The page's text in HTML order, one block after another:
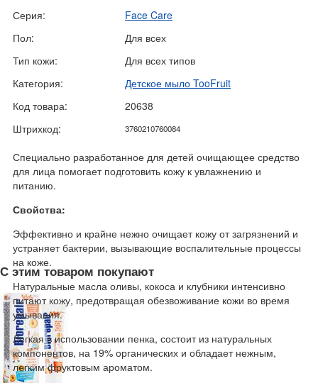
Серия:
Face Care
Пол:
Для всех
Тип кожи:
Для всех типов
Категория:
Детское мыло TooFruit
Код товара:
20638
Штрихкод:
3760210760084
Специально разработанное для детей очищающее средство
для лица помогает подготовить кожу к увлажнению и
питанию.
Свойства:
Эффективно и крайне нежно очищает кожу от загрязнений и
устраняет бактерии, вызывающие воспалительные процессы
на коже.
Натуральные масла оливы, кокоса и клубники интенсивно
питают кожу, предотвращая обезвоживание кожи во время
умывания.
Легкая в использовании пенка, состоит из натуральных
компонентов, на 19% органических и обладает нежным,
легким фруктовым ароматом.
С этим товаром покупают